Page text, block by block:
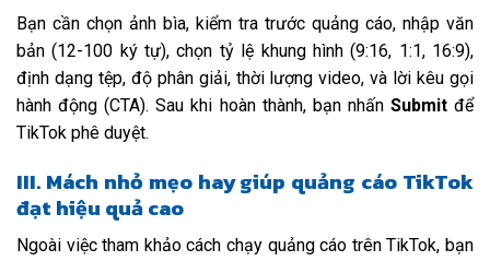
Bạn cần chọn ảnh bìa, kiểm tra trước quảng cáo, nhập văn
bản (12-100 ký tự), chọn tỷ lệ khung hình (9:16, 1:1, 16:9),
định dạng tệp, độ phân giải, thời lượng video, và lời kêu gọi
hành động (CTA). Sau khi hoàn thành, bạn nhấn Submitđể
TikTok phê duyệt.
III. Mách nhỏ mẹo hay giúp quảng cáo TikTok
đạt hiệu quả cao
Ngoài việc tham khảo cách chạy quảng cáo trên TikTok, bạn